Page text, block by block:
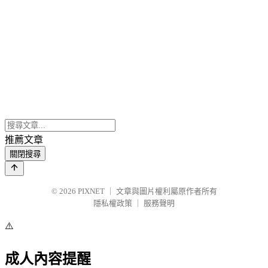
推薦文章
關閉搜尋
© 2026 PIXNET
文章與圖片權利屬原作者所有
隱私權政策
服務聲明
⚠️
成人內容提醒